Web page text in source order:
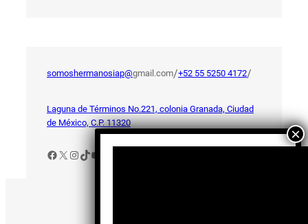
somoshermanosiap@gmail.com/+52 55 5250 4172/
Laguna de Términos No.221, colonia Granada, Ciudad
de México, C.P. 11320
Facebook
X Instagram
TikTok
YouTube